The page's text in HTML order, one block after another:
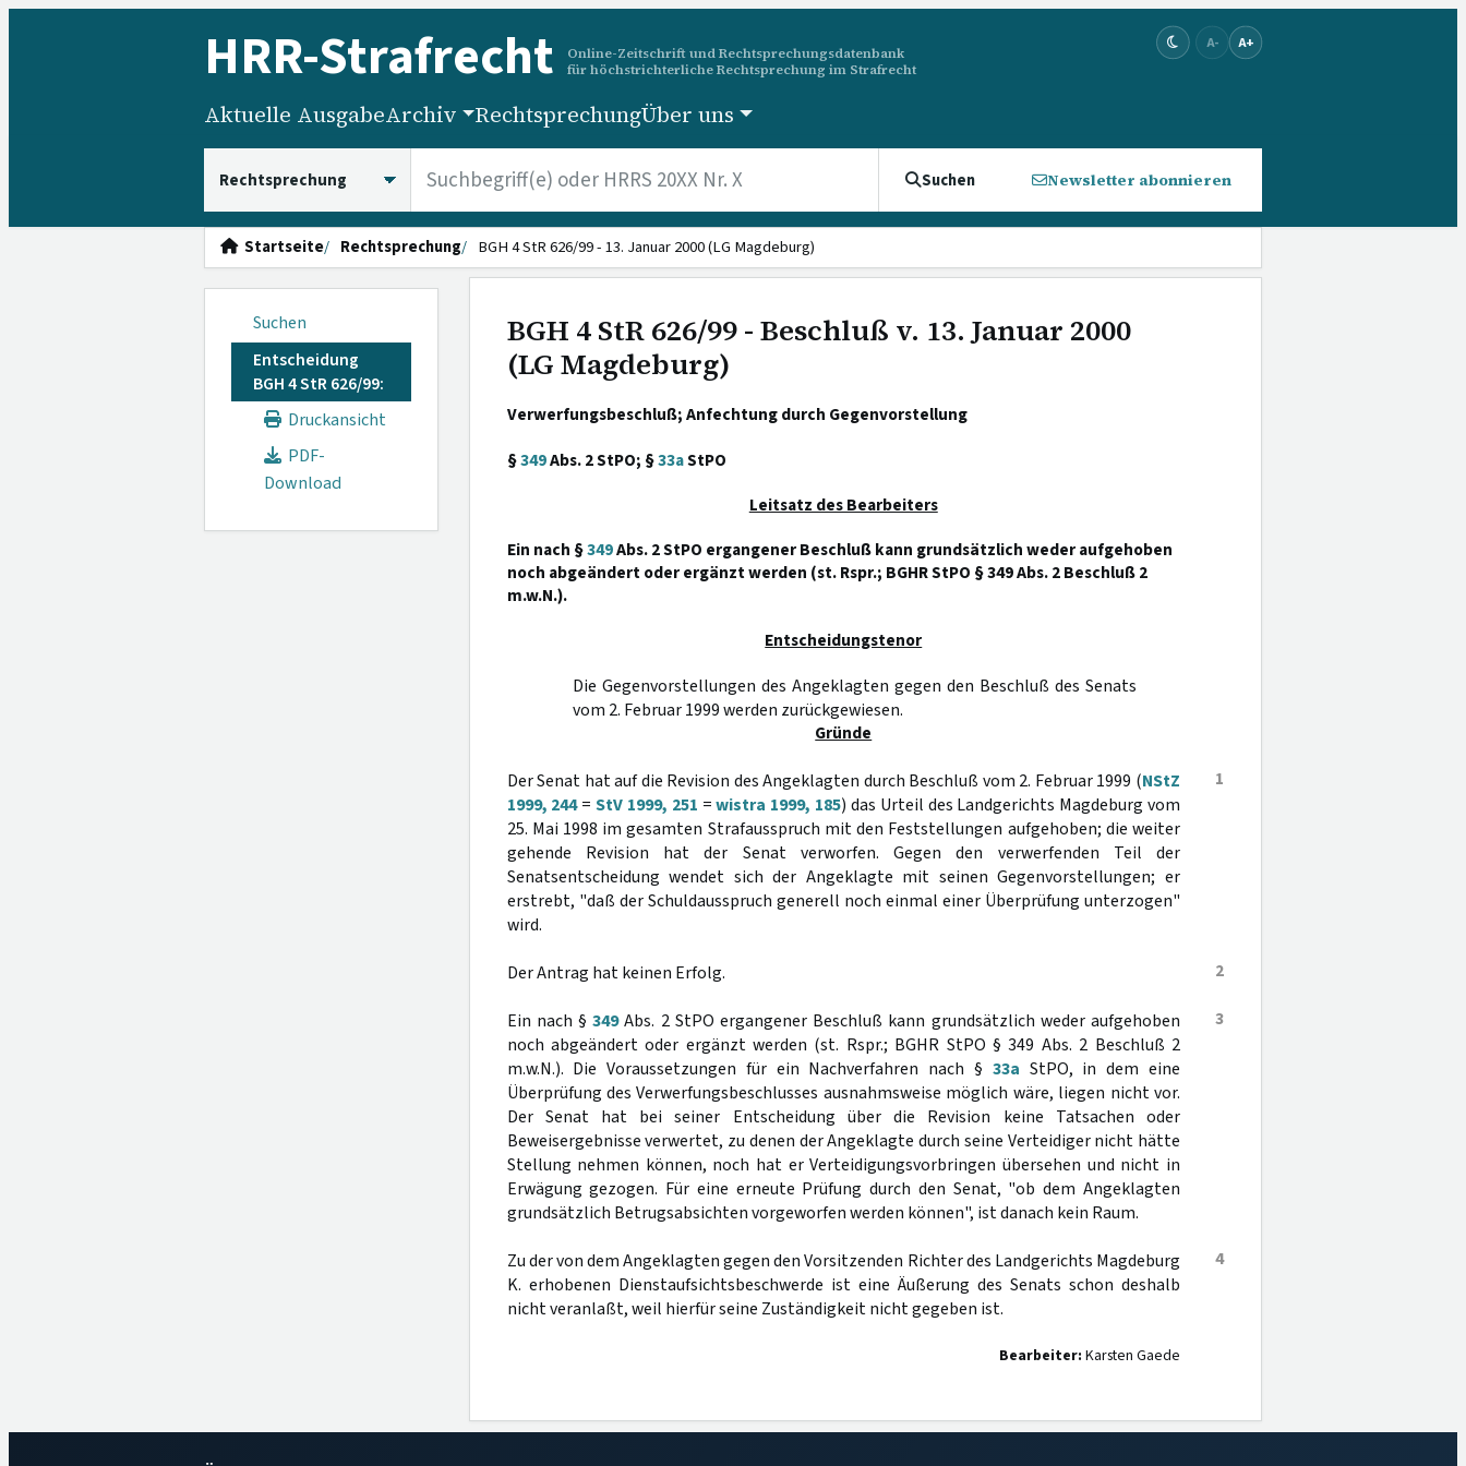
HRR-Strafrecht
Online-Zeitschrift und Rechtsprechungsdatenbank
für höchstrichterliche Rechtsprechung im Strafrecht
A- A+
Aktuelle AusgabeArchiv RechtsprechungÜber uns
Suchen Newsletter abonnieren
Startseite Rechtsprechung BGH 4 StR 626/99 - 13. Januar 2000 (LG Magdeburg)
Suchen
Entscheidung
BGH 4 StR 626/99:
Druckansicht
PDF-
Download
BGH 4 StR 626/99 - Beschluß v. 13. Januar 2000
(LG Magdeburg)
Verwerfungsbeschluß; Anfechtung durch Gegenvorstellung
§349Abs. 2 StPO; §33aStPO
Leitsatz des Bearbeiters
Ein nach §349Abs. 2 StPO ergangener Beschluß kann grundsätzlich weder aufgehoben
noch abgeändert oder ergänzt werden (st. Rspr.; BGHR StPO § 349 Abs. 2 Beschluß 2
m.w.N.).
Entscheidungstenor
Die Gegenvorstellungen des Angeklagten gegen den Beschluß des Senats
vom 2. Februar 1999 werden zurückgewiesen.
Gründe
1
Der Senat hat auf die Revision des Angeklagten durch Beschluß vom 2. Februar 1999 (NStZ
1999, 244=StV 1999, 251 =wistra 1999, 185) das Urteil des Landgerichts Magdeburg vom
25. Mai 1998 im gesamten Strafausspruch mit den Feststellungen aufgehoben; die weiter
gehende Revision hat der Senat verworfen. Gegen den verwerfenden Teil der
Senatsentscheidung wendet sich der Angeklagte mit seinen Gegenvorstellungen; er
erstrebt, "daß der Schuldausspruch generell noch einmal einer Überprüfung unterzogen"
wird.
2
Der Antrag hat keinen Erfolg.
3
Ein nach §349Abs. 2 StPO ergangener Beschluß kann grundsätzlich weder aufgehoben
noch abgeändert oder ergänzt werden (st. Rspr.; BGHR StPO § 349 Abs. 2 Beschluß 2
m.w.N.). Die Voraussetzungen für ein Nachverfahren nach § 33a StPO, in dem eine
Überprüfung des Verwerfungsbeschlusses ausnahmsweise möglich wäre, liegen nicht vor.
Der Senat hat bei seiner Entscheidung über die Revision keine Tatsachen oder
Beweisergebnisse verwertet, zu denen der Angeklagte durch seine Verteidiger nicht hätte
Stellung nehmen können, noch hat er Verteidigungsvorbringen übersehen und nicht in
Erwägung gezogen. Für eine erneute Prüfung durch den Senat, "ob dem Angeklagten
grundsätzlich Betrugsabsichten vorgeworfen werden können", ist danach kein Raum.
4
Zu der von dem Angeklagten gegen den Vorsitzenden Richter des Landgerichts Magdeburg
K. erhobenen Dienstaufsichtsbeschwerde ist eine Äußerung des Senats schon deshalb
nicht veranlaßt, weil hierfür seine Zuständigkeit nicht gegeben ist.
Bearbeiter: Karsten Gaede